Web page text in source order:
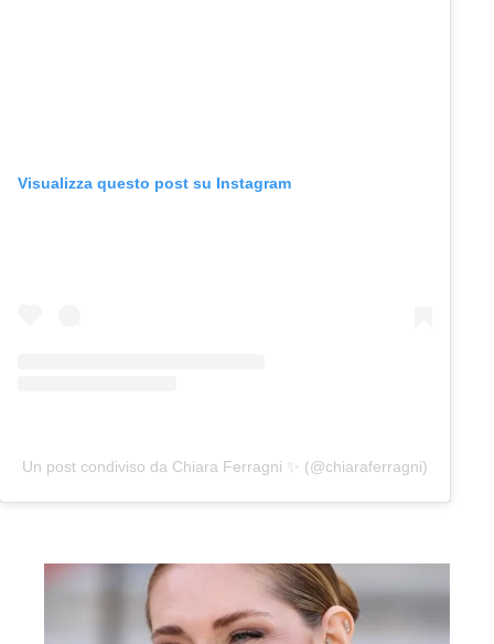
Visualizza questo post su Instagram
Un post condiviso da Chiara Ferragni ✨ (@chiaraferragni)